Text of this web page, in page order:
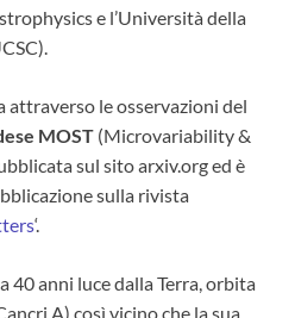
e l’Università della
attraverso le osservazioni del
MOST (Microvariability &
sul sito arxiv.org ed è
sulla rivista
‘.
40 anni luce dalla Terra, orbita
A) così vicino che la sua